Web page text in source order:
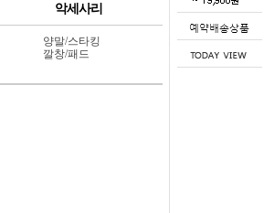
악세사리
양말/스타킹
깔창/패드